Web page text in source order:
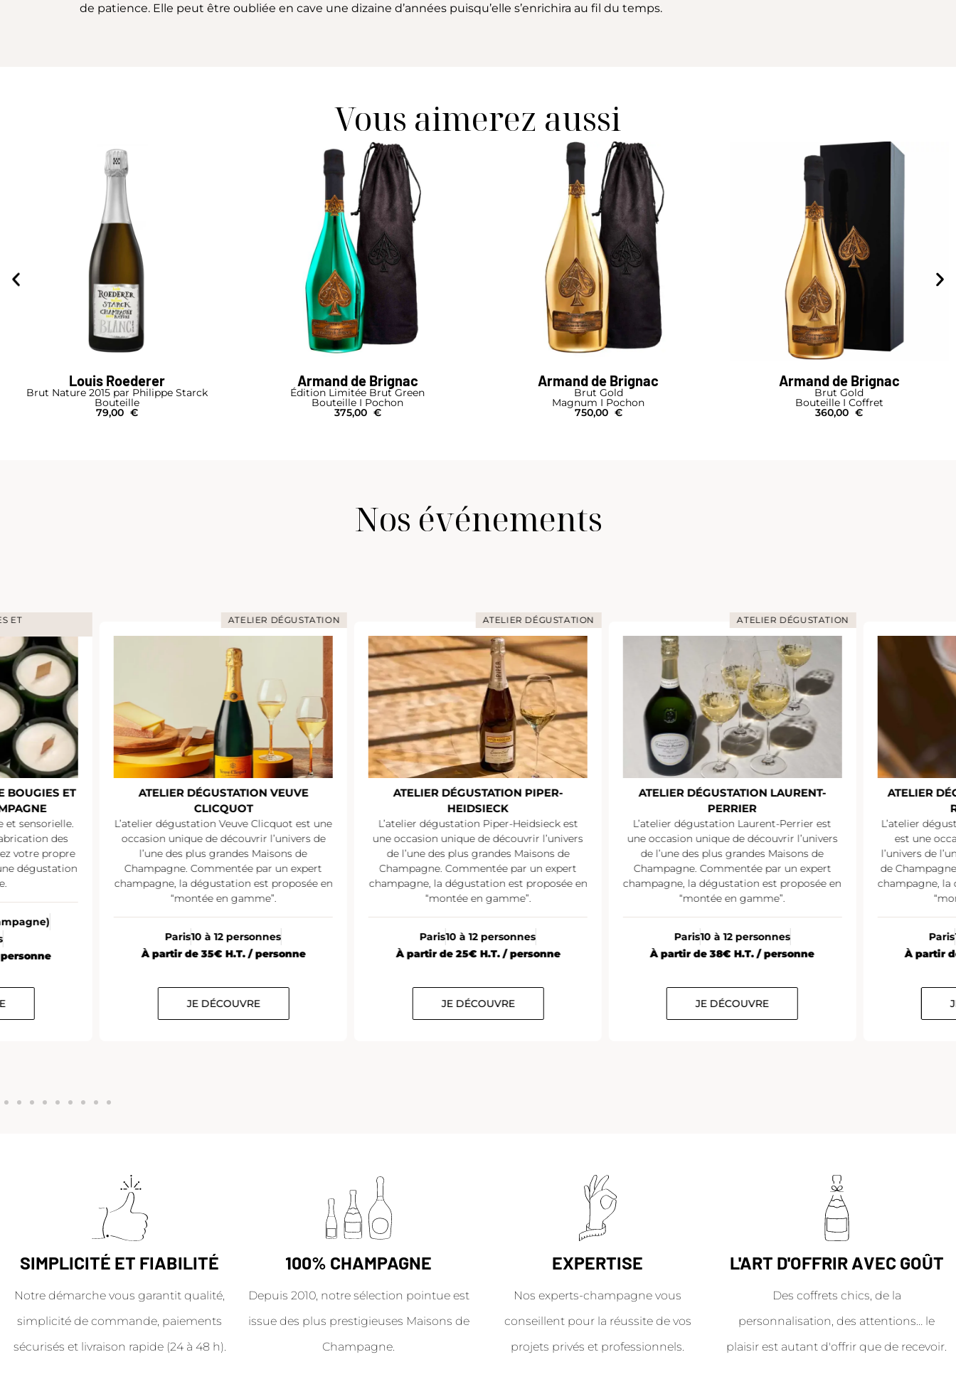
de patience. Elle peut être oubliée en cave une dizaine d’années puisqu’elle s’enrichira au fil du temps.
Vous aimerez aussi
Louis Roederer
Brut Nature 2015 par Philippe Starck
Bouteille
79,00 €
Armand de Brignac
Édition Limitée Brut Green
Bouteille I Pochon
375,00 €
Armand de Brignac
Brut Gold
Magnum I Pochon
750,00 €
Armand de Brignac
Brut Gold
Bouteille I Coffret
360,00 €
Nos événements
ET
BOUGIES ET
et sensorielle.
des
votre propre
dégustation
ATELIER DÉGUSTATION
ATELIER DÉGUSTATION VEUVE
CLICQUOT
L’atelier dégustation Veuve Clicquot est une
occasion unique de découvrir l’univers de
l’une des plus grandes Maisons de
Champagne. Commentée par un expert
champagne, la dégustation est proposée en
“montée en gamme”.
Paris10 à 12 personnes
À partir de 35€ H.T. / personne
JE DÉCOUVRE
ATELIER DÉGUSTATION
ATELIER DÉGUSTATION PIPER-
HEIDSIECK
L’atelier dégustation Piper-Heidsieck est
une occasion unique de découvrir l’univers
de l’une des plus grandes Maisons de
Champagne. Commentée par un expert
champagne, la dégustation est proposée en
“montée en gamme”.
Paris10 à 12 personnes
À partir de 25€ H.T. / personne
JE DÉCOUVRE
ATELIER DÉGUSTATION
ATELIER DÉGUSTATION LAURENT-
PERRIER
L’atelier dégustation Laurent-Perrier est
une occasion unique de découvrir l’univers
de l’une des plus grandes Maisons de
Champagne. Commentée par un expert
champagne, la dégustation est proposée en
“montée en gamme”.
Paris10 à 12 personnes
À partir de 38€ H.T. / personne
JE DÉCOUVRE
ATELIER
L’atelier
est une
l’univers de
de
champagne, la
Paris
À partir
SIMPLICITÉ ET FIABILITÉ
Notre démarche vous garantit qualité,
simplicité de commande, paiements
sécurisés et livraison rapide (24 à 48 h).
100% CHAMPAGNE
Depuis 2010, notre sélection pointue est
issue des plus prestigieuses Maisons de
Champagne.
EXPERTISE
Nos experts-champagne vous
conseillent pour la réussite de vos
projets privés et professionnels.
L'ART D'OFFRIR AVEC GOÛT
Des coffrets chics, de la
personnalisation, des attentions… le
plaisir est autant d'offrir que de recevoir.